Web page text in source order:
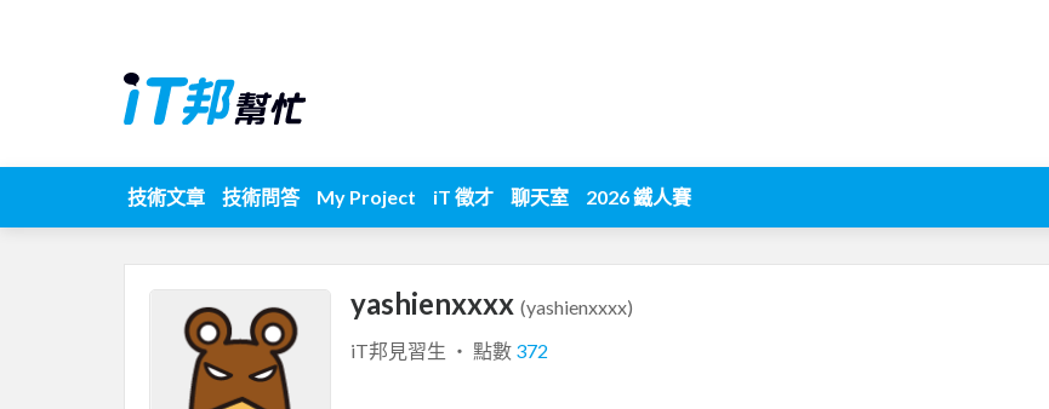
技術文章 技術問答 My Project iT 徵才 聊天室 2026 鐵人賽
yashienxxxx (yashienxxxx)
iT邦見習生 ‧ 點數 372